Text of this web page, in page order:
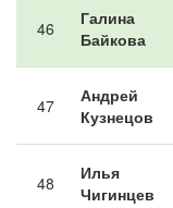
46
Галина
Байкова
47
Андрей
Кузнецов
48
Илья
Чигинцев